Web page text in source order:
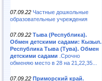
07.09.22 Частные дошкольные
образовательные учреждения
07.09.22 Тыва (Республика).
Обмен детскими садами: Кызыл.
Республика Тыва (Тува). Обмен
детскими садами .Срочно
обменяю место в 28 на 21,22,35...
07.09.22 Приморский край.